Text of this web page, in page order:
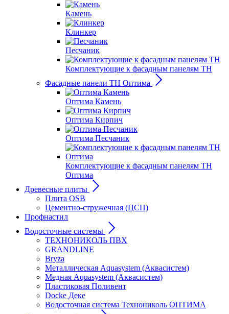
Камень
Клинкер
Песчаник
Комплектующие к фасадным панелям ТН
Фасадные панели ТН Оптима
Оптима Камень
Оптима Кирпич
Оптима Песчаник
Комплектующие к фасадным панелям ТН
Оптима
Древесные плиты
Плита OSB
Цементно-стружечная (ЦСП)
Профнастил
Водосточные системы
ТЕХНОНИКОЛЬ ПВХ
GRANDLINE
Bryza
Металлическая Aquasystem (Аквасистем)
Медная Aquasystem (Аквасистем)
Пластиковая Поливент
Docke Деке
Водосточная система Технониколь ОПТИМА